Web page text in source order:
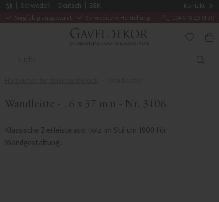
Kontakt
Sorgfältig ausgewählt Schwedische Herstellung 0046 18 20 61 20
Schweden Deutsch
SEK
MENÜ
Wandleiste - 16 x 37 mm - Nr. 3106
Klassische Zierleiste aus Holz im Stil um 1900 für
Wandgestaltung.